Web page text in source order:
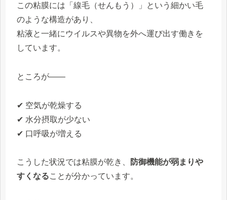
この粘膜には「線毛（せんもう）」という細かい毛
のような構造があり、
粘液と一緒にウイルスや異物を外へ運び出す働きを
しています。
ところが――
✔ 空気が乾燥する
✔ 水分摂取が少ない
✔ 口呼吸が増える
こうした状況では粘膜が乾き、
防御機能が弱まりや
すくなることが分かっています。